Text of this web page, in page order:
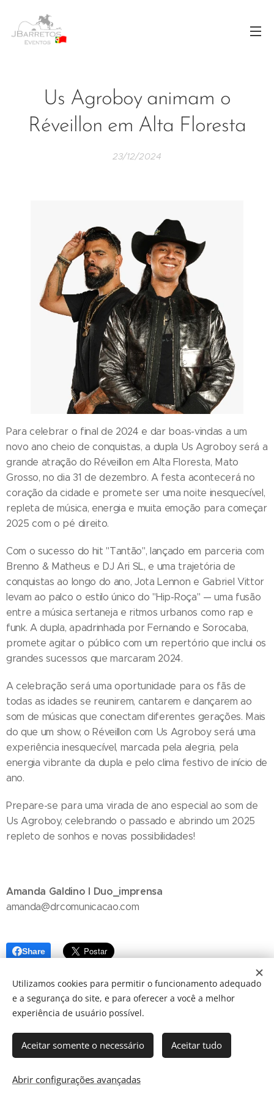
Us Agroboy animam o
Réveillon em Alta Floresta
23/12/2024
Para celebrar o final de 2024 e dar boas-vindas a um
novo ano cheio de conquistas, a dupla Us Agroboy será a
grande atração do Réveillon em Alta Floresta, Mato
Grosso, no dia 31 de dezembro. A festa acontecerá no
coração da cidade e promete ser uma noite inesquecível,
repleta de música, energia e muita emoção para começar
2025 com o pé direito.
Com o sucesso do hit "Tantão", lançado em parceria com
Brenno & Matheus e DJ Ari SL, e uma trajetória de
conquistas ao longo do ano, Jota Lennon e Gabriel Vittor
levam ao palco o estilo único do "Hip-Roça" — uma fusão
entre a música sertaneja e ritmos urbanos como rap e
funk. A dupla, apadrinhada por Fernando e Sorocaba,
promete agitar o público com um repertório que inclui os
grandes sucessos que marcaram 2024.
A celebração será uma oportunidade para os fãs de
todas as idades se reunirem, cantarem e dançarem ao
som de músicas que conectam diferentes gerações. Mais
do que um show, o Réveillon com Us Agroboy será uma
experiência inesquecível, marcada pela alegria, pela
energia vibrante da dupla e pelo clima festivo de início de
ano.
Prepare-se para uma virada de ano especial ao som de
Us Agroboy, celebrando o passado e abrindo um 2025
repleto de sonhos e novas possibilidades!
Amanda Galdino I Duo_imprensa
amanda@drcomunicacao.com
Share
© 2024 JBarretos Eventos.
Utilizamos cookies para permitir o funcionamento adequado
e a segurança do site, e para oferecer a você a melhor
experiência de usuário possível.
Aceitar somente o necessário Aceitar tudo
Abrir configurações avançadas